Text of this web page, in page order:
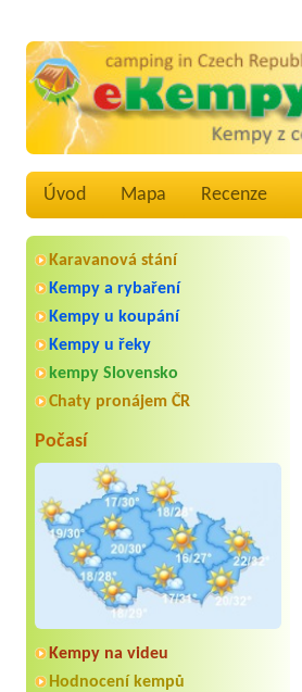
Úvod Mapa Recenze
Karavanová stání
Kempy a rybaření
Kempy u koupání
Kempy u řeky
kempy Slovensko
Chaty pronájem ČR
Počasí
Kempy na videu
Hodnocení kempů